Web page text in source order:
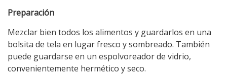
Preparación
Mezclar bien todos los alimentos y guardarlos en una
bolsita de tela en lugar fresco y sombreado. También
puede guardarse en un espolvoreador de vidrio,
convenientemente hermético y seco.